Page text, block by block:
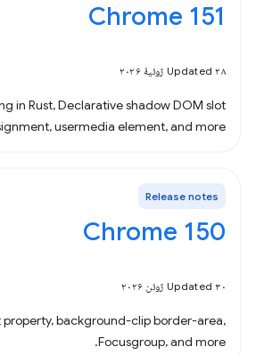
Chrome 151
Updated ۲۸ ژوئیهٔ ۲۰۲۶
in Rust, Declarative shadow DOM slot
usermedia element, and more.
Release notes
Chrome 150
Updated ۳۰ ژوئن ۲۰۲۶
property, background-clip border-area,
Focusgroup, and more.